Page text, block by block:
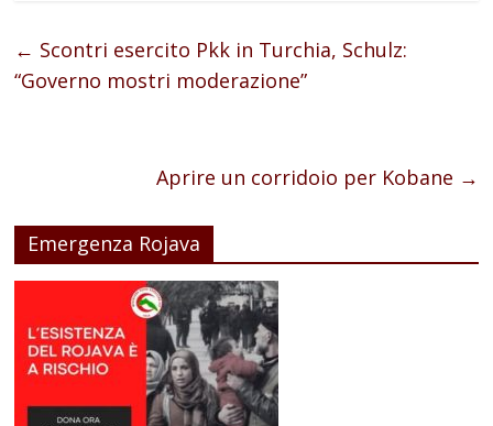
← Scontri esercito Pkk in Turchia, Schulz:
“Governo mostri moderazione”
Aprire un corridoio per Kobane →
Emergenza Rojava